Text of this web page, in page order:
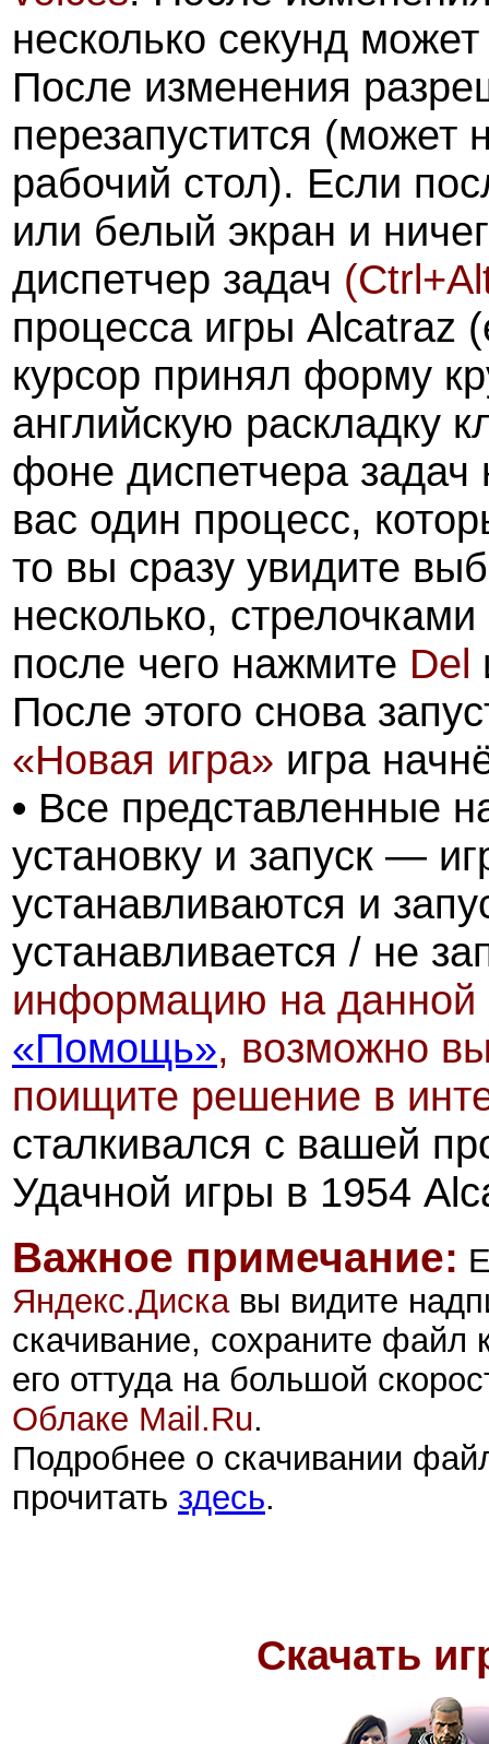
несколько секунд
После изменения
перезапустится (может
рабочий стол). Если
или белый экран и
диспетчер задач
процесса игры Alcatraz
курсор принял форму
английскую раскладку
фоне диспетчера
вас один процесс,
то вы сразу увидите
несколько,
после чего нажмите Del
После этого снова
«Новая игра» игра
• Все представленные
установку и запуск —
устанавливаются и
устанавливается / не
информацию на данной
«Помощь», возможно
поищите решение в
сталкивался с вашей
Удачной игры в 1954
Важное примечание:
Яндекс.Дискавы видите
скачивание, сохраните файл
его оттуда на большой
Облаке Mail.Ru.
Подробнее о скачивании
прочитать здесь.
Скачать